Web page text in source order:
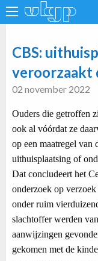
CBS:
veroorzaakt
02 november 2022
Ouders die getroffen
ook al vóórdat ze
op een maatregel van
uithuisplaatsing of
Dat concludeert het
onderzoek op
onder ruim
slachtoffer werden
aanwijzingen
gekomen met de